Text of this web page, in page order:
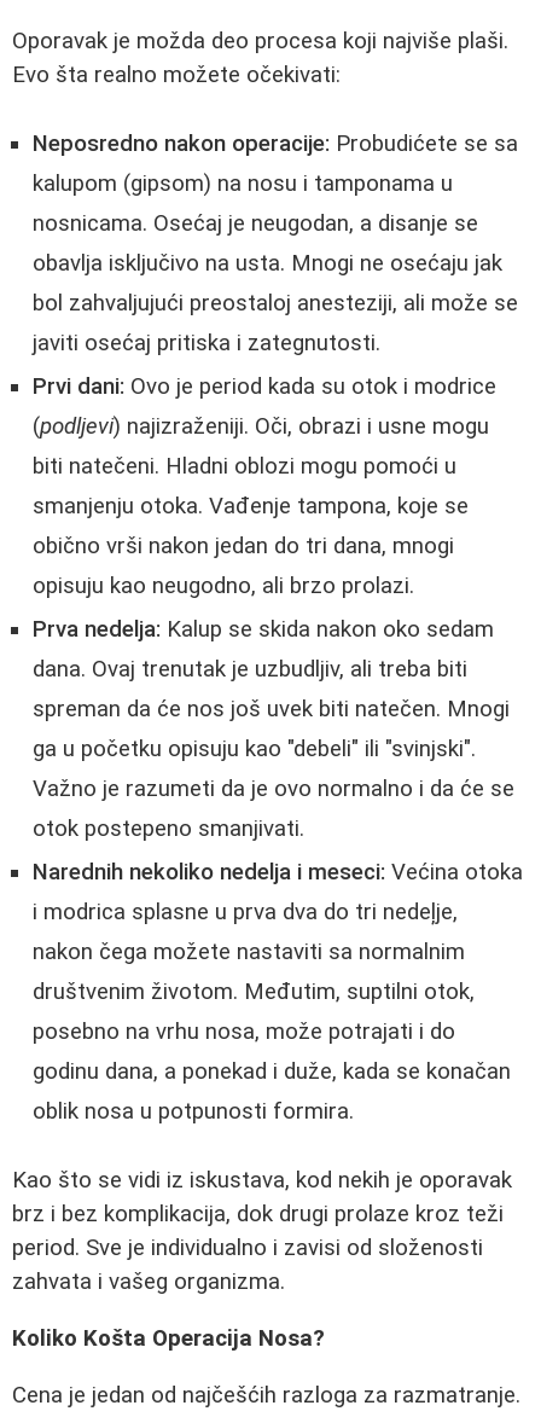
Oporavak je možda deo procesa koji najviše plaši.
Evo šta realno možete očekivati:
Neposredno nakon operacije: Probudićete se sa
kalupom (gipsom) na nosu i tamponama u
nosnicama. Osećaj je neugodan, a disanje se
obavlja isključivo na usta. Mnogi ne osećaju jak
bol zahvaljujući preostaloj anesteziji, ali može se
javiti osećaj pritiska i zategnutosti.
Prvi dani: Ovo je period kada su otok i modrice
(podljevi) najizraženiji. Oči, obrazi i usne mogu
biti natečeni. Hladni oblozi mogu pomoći u
smanjenju otoka. Vađenje tampona, koje se
obično vrši nakon jedan do tri dana, mnogi
opisuju kao neugodno, ali brzo prolazi.
Prva nedelja: Kalup se skida nakon oko sedam
dana. Ovaj trenutak je uzbudljiv, ali treba biti
spreman da će nos još uvek biti natečen. Mnogi
ga u početku opisuju kao "debeli" ili "svinjski".
Važno je razumeti da je ovo normalno i da će se
otok postepeno smanjivati.
Narednih nekoliko nedelja i meseci: Većina otoka
i modrica splasne u prva dva do tri nedeļje,
nakon čega možete nastaviti sa normalnim
društvenim životom. Međutim, suptilni otok,
posebno na vrhu nosa, može potrajati i do
godinu dana, a ponekad i duže, kada se konačan
oblik nosa u potpunosti formira.
Kao što se vidi iz iskustava, kod nekih je oporavak
brz i bez komplikacija, dok drugi prolaze kroz teži
period. Sve je individualno i zavisi od složenosti
zahvata i vašeg organizma.
Koliko Košta Operacija Nosa?
Cena je jedan od najčešćih razloga za razmatranje.